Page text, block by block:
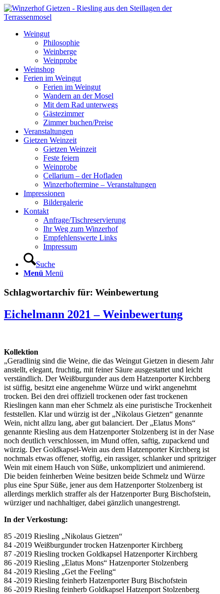
Weingut
Philosophie
Weinberge
Weinprobe
Weinshop
Ferien im Weingut
Ferien im Weingut
Wandern an der Mosel
Mit dem Rad unterwegs
Gästezimmer
Zimmer buchen/Preise
Veranstaltungen
Gietzen Weinzeit
Gietzen Weinzeit
Feste feiern
Weinprobe
Cellarium – der Hofladen
Winzerhoftermine – Veranstaltungen
Impressionen
Bildergalerie
Kontakt
Anfrage/Tischreservierung
Ihr Weg zum Winzerhof
Empfehlenswerte Links
Impressum
Suche
Menü Menü
Schlagwortarchiv für: Weinbewertung
Eichelmann 2021 – Weinbewertung
Kollektion
„Geradlinig sind die Weine, die das Weingut Gietzen in diesem Jahr
anstellt, elegant, fruchtig, mit feiner Säure ausgestattet und leicht
verständlich. Der Weißburgunder aus dem Hatzenporter Kirchberg
ist süffig, besitzt eine angenehme Würze und wirkt angenehmt
trocken. Bei den drei offiziell trockenen oder fast trockenen
Rieslingen kann man eher Schmelz als eine puristische Trockenheit
feststellen. Klar und würzig ist der „Nikolaus Gietzen“ genannte
Wein, nicht allzu lang, aber gut balanciert. Der „Elatus Mons“
genannte Riesling aus dem Hatzenporter Stolzenberg ist in der Nase
noch deutlich verschlossen, im Mund offen, saftig, zupackend und
würzig. Der Goldkapsel-Wein aus dem Hatzenporter Kirchberg ist
nochmals etwas offener, stoffig, ein rassiger, schlanker und spritziger
Wein mit einem Hauch von Süße, unkompliziert und animierend.
Die beiden feinherben Weine besitzen beide Schmelz und Würze
plus eine Spur Süße, jener aus dem Hatzenporter Stolzenberg ist
allerdings merklich straffer als der Hatzenporter Burg Bischofstein,
würziger und nachhaltiger, dabei gänzlich unangestrengt.
In der Verkostung:
85 -2019 Riesling „Nikolaus Gietzen“
84 -2019 Weißburgunder trocken Hatzenporter Kirchberg
87 -2019 Riesling trocken Goldkapsel Hatzenporter Kirchberg
86 -2019 Riesling „Elatus Mons“ Hatzenporter Stolzenberg
84 -2019 Riesling „Get the Feeling“
84 -2019 Riesling feinherb Hatzenporter Burg Bischofstein
86 -2019 Riesling feinherb Goldkapsel Hatzenport Stolzenberg